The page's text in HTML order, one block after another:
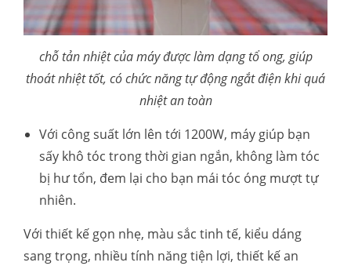
chỗ tản nhiệt của máy được làm dạng tổ ong, giúp
thoát nhiệt tốt, có chức năng tự động ngắt điện khi quá
nhiệt an toàn
Với công suất lớn lên tới 1200W, máy giúp bạn
sấy khô tóc trong thời gian ngắn, không làm tóc
bị hư tổn, đem lại cho bạn mái tóc óng mượt tự
nhiên.
Với thiết kế gọn nhẹ, màu sắc tinh tế, kiểu dáng
sang trọng, nhiều tính năng tiện lợi, thiết kế an